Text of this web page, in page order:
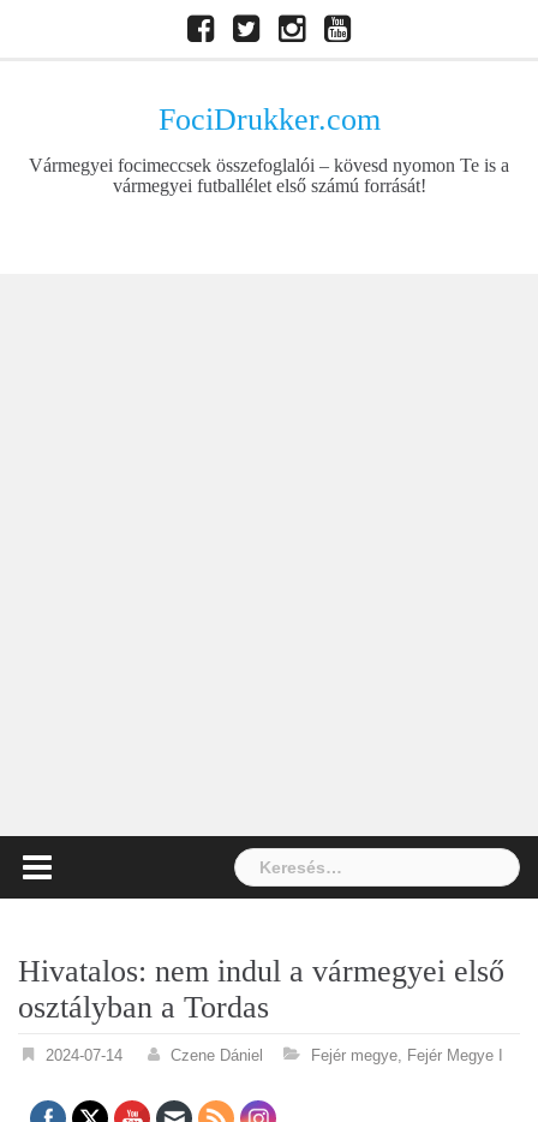
Facebook
TwitterInstagramYoutube
FociDrukker.com
Vármegyei focimeccsek összefoglalói – kövesd nyomon Te is a
vármegyei futballélet első számú forrását!
Keresés:
Hivatalos: nem indul a vármegyei első
osztályban a Tordas
2024-07-14 Czene Dániel Fejér megye, Fejér Megye I